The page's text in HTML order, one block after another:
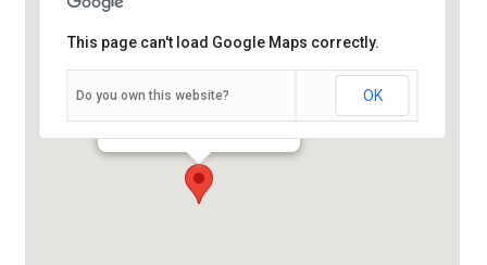
Veranstaltungen
This page can't load Google Maps correctly.
Do you own this website? OK